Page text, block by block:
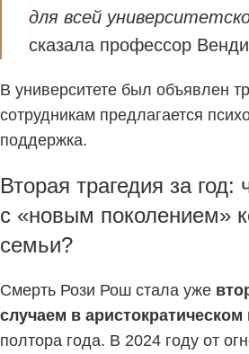
для всей
сказала профессор
В университете был объявлен
сотрудникам предлагается
поддержка.
Вторая трагедия за год:
с «новым поколением»
семьи?
Смерть Рози Рош стала уже
случаем в аристократическом
полтора года. В 2024 году от